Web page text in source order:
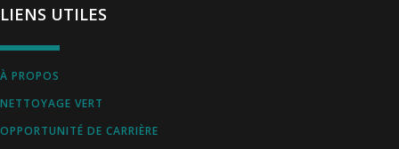
LIENS UTILES
À PROPOS
NETTOYAGE VERT
OPPORTUNITÉ DE CARRIÈRE